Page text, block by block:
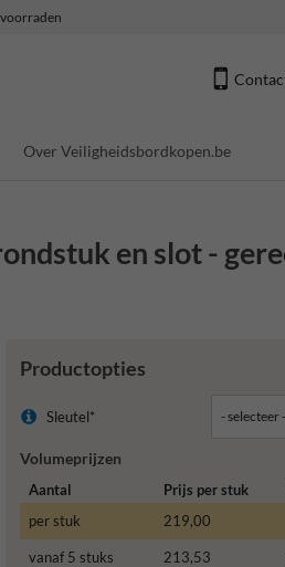
Over Veiligheidsbordkopen.be
en slot -
Productopties
Sleutel*
Volumeprijzen
Aantal Prijs per stuk
per stuk
219,00
vanaf 5 stuks 213,53